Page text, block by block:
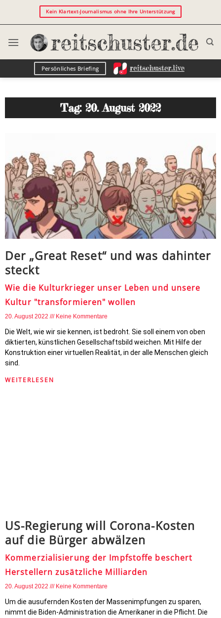
Kein Klartext-Journalismus ohne Ihre Unterstützung
Persönliches Briefing
Tag: 20. August 2022
Der „Great Reset“ und was dahinter
steckt
Wie die Kulturkrieger unser Leben und unsere
Kultur "transformieren" wollen
20. August 2022 Keine Kommentare
Die Welt, wie wir sie kennen, ist bedroht. Sie soll einem von oben
diktierten, künstlichen Gesellschaftsbild weichen. Mit Hilfe der
Konstruktion einer virtuellen Realität, in der alle Menschen gleich
sind.
WEITERLESEN
US-Regierung will Corona-Kosten
auf die Bürger abwälzen
Kommerzialisierung der Impfstoffe beschert
Herstellern zusätzliche Milliarden
20. August 2022 Keine Kommentare
Um die ausufernden Kosten der Massenimpfungen zu sparen,
nimmt die Biden-Administration die Amerikaner in die Pflicht. Die